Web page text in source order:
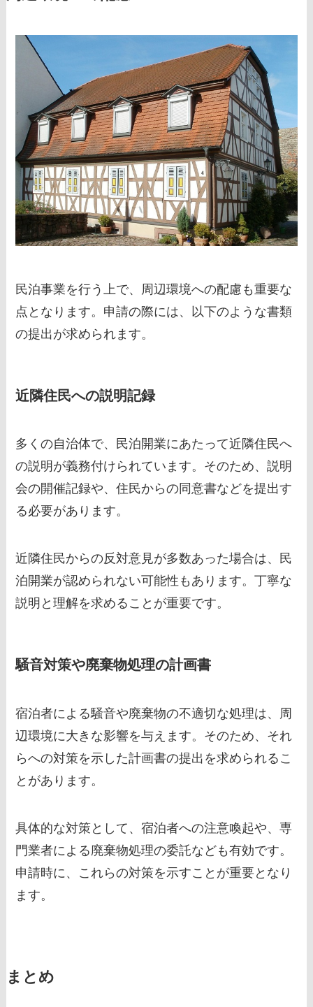
民泊事業を行う上で、周辺環境への配慮も重要な
点となります。申請の際には、以下のような書類
の提出が求められます。
近隣住民への説明記録
多くの自治体で、民泊開業にあたって近隣住民へ
の説明が義務付けられています。そのため、説明
会の開催記録や、住民からの同意書などを提出す
る必要があります。
近隣住民からの反対意見が多数あった場合は、民
泊開業が認められない可能性もあります。丁寧な
説明と理解を求めることが重要です。
騒音対策や廃棄物処理の計画書
宿泊者による騒音や廃棄物の不適切な処理は、周
辺環境に大きな影響を与えます。そのため、それ
らへの対策を示した計画書の提出を求められるこ
とがあります。
具体的な対策として、宿泊者への注意喚起や、専
門業者による廃棄物処理の委託なども有効です。
申請時に、これらの対策を示すことが重要となり
ます。
まとめ